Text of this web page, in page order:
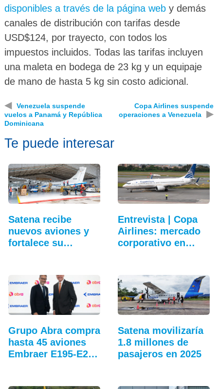
disponibles a través de la página weby demás
canales de distribución con tarifas desde
USD$124, por trayecto, con todos los
impuestos incluidos. Todas las tarifas incluyen
una maleta en bodega de 23 kg y un equipaje
de mano de hasta 5 kg sin costo adicional.
◀
Venezuela suspende
vuelos a Panamá y República
Dominicana
Copa Airlines suspende
operaciones a Venezuela
▶
Te puede interesar
Satena recibe
nuevos aviones y
fortalece su
Entrevista | Copa
Airlines: mercado
corporativo en…
Grupo Abra compra
hasta 45 aviones
Embraer E195-E2…
Satena movilizaría
1.8 millones de
pasajeros en 2025